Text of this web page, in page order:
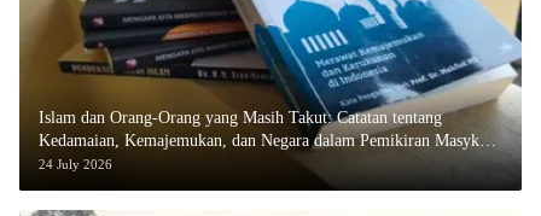
Islam dan Orang-Orang yang Masih Takut: Catatan tentang
Kedamaian, Kemajemukan, dan Negara dalam Pemikiran Masykuri
Abdillah
24 July 2026